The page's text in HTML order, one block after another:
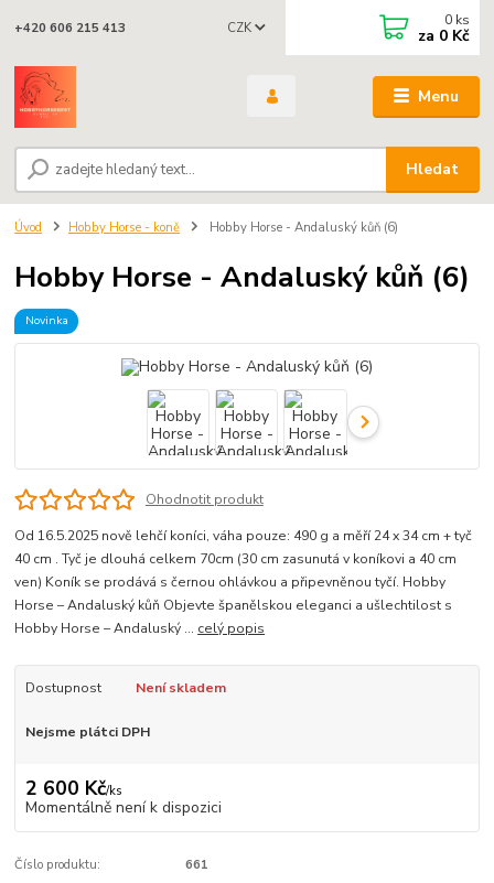
Menu
CZK
Hledat
+420 606 215 413 0 ks
za 0 Kč
Úvod Hobby Horse - koně Hobby Horse - Andaluský kůň (6)
Hobby Horse - Andaluský kůň (6)
Novinka
Ohodnotit produkt
Od 16.5.2025 nově lehčí koníci, váha pouze: 490 g a měří 24 x 34 cm + tyč
40 cm . Tyč je dlouhá celkem 70cm (30 cm zasunutá v koníkovi a 40 cm
ven) Koník se prodává s černou ohlávkou a připevněnou tyčí. Hobby
Horse – Andaluský kůň Objevte španělskou eleganci a ušlechtilost s
Hobby Horse – Andaluský ... celý popis
Dostupnost Není skladem
Nejsme plátci DPH
2 600 Kč/ks
Momentálně není k dispozici
Číslo produktu: 661